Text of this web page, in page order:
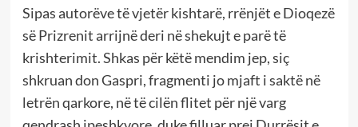
Sipas autorëve të vjetër kishtarë, rrënjët e Dioqezë
së Prizrenit arrijnë deri në shekujt e parë të
krishterimit. Shkas për këtë mendim jep, siç
shkruan don Gaspri, frag­menti jo mjaft i saktë në
letrën qarkore, në të cilën flitet për një varg